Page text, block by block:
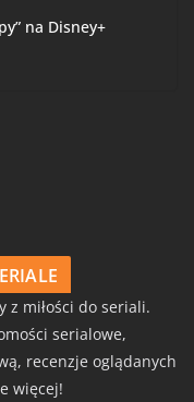
na Disney+
z miłości do seriali.
serialowe,
recenzje oglądanych
więcej!